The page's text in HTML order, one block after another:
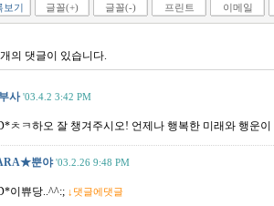
보기 글꼴(+) 글꼴(-) 프린트 이메일
개의 댓글이 있습니다.
사 '03.4.2 3:42 PM
ㅊㅋ하오 잘 챙겨주시오! 언제나 행복한 미래와 행운이
뿐야 '03.2.26 9:48 PM
이쀼당..^^:; ↓댓글에댓글